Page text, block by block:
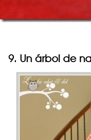
9. Un árbol de